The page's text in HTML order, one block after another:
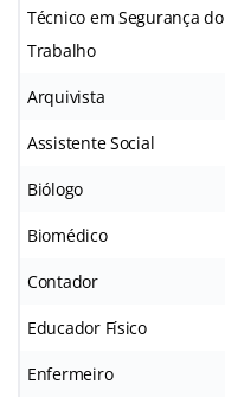
Técnico em Segurança do
Trabalho
Arquivista
Assistente Social
Biólogo
Biomédico
Contador
Educador Físico
Enfermeiro